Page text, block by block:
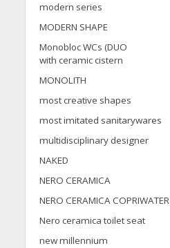
modern series
MODERN SHAPE
Monobloc WCs (DUO
with ceramic cistern
MONOLITH
most creative shapes
most imitated sanitarywares
multidisciplinary designer
NAKED
NERO CERAMICA
NERO CERAMICA COPRIWATER
Nero ceramica toilet seat
new millennium